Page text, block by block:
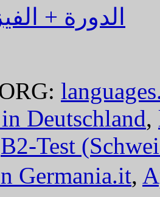
الدورة +
Deutschland,
B2-Test
Germania.it,